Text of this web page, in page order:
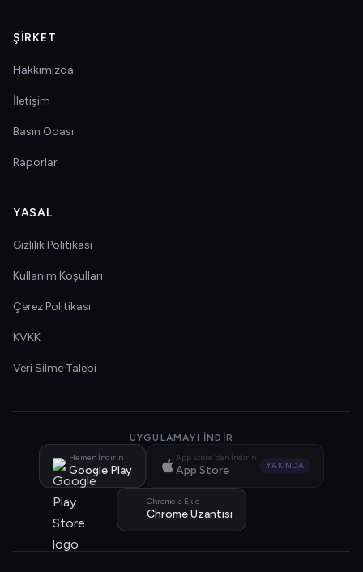
ŞIRKET
Hakkımızda
İletişim
Basın Odası
Raporlar
YASAL
Gizlilik Politikası
Kullanım Koşulları
Çerez Politikası
KVKK
Veri Silme Talebi
UYGULAMAYI İNDIR
Hemen İndirin
Google Play
App Store'dan İndirin
App Store YAKINDA
Chrome'a Ekle
Chrome Uzantısı